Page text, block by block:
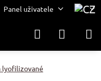
Panel uživatele
lyofilizované